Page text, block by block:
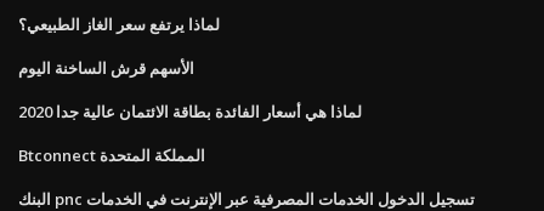
لماذا يرتفع سعر الغاز الطبيعي؟
الأسهم قرش الساخنة اليوم
لماذا هي أسعار الفائدة بطاقة الائتمان عالية جدا 2020
Btconnect المملكة المتحدة
البنك pnc تسجيل الدخول الخدمات المصرفية عبر الإنترنت في الخدمات